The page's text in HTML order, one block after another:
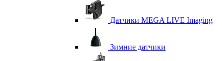
Датчики MEGA LIVE Imaging
Зимние датчики